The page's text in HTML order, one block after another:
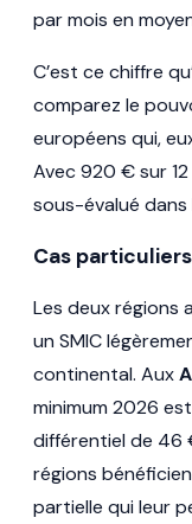
par mois en
C’est ce chiffre
comparez le
européens qui,
Avec 920 € sur
sous-évalué dans
Cas
Les deux régions
un SMIC
continental. Aux
minimum 2026
différentiel de 46
régions
partielle qui leur